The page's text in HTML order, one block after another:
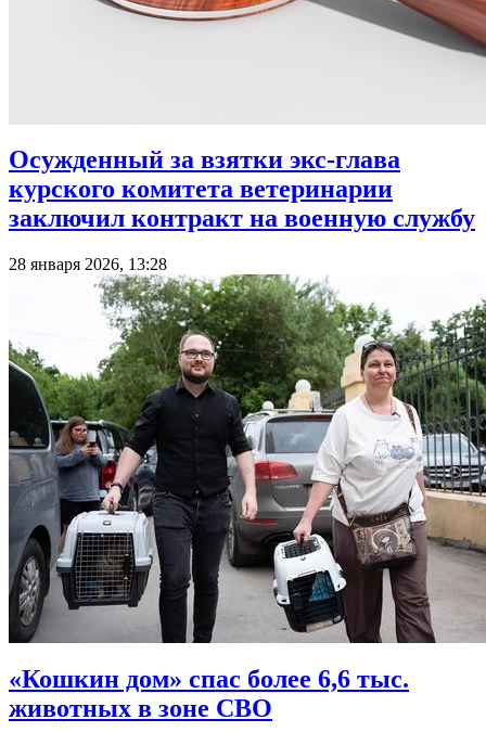
Осужденный за взятки экс-глава
курского комитета ветеринарии
заключил контракт на военную службу
28 января 2026, 13:28
«Кошкин дом» спас более 6,6 тыс.
животных в зоне СВО